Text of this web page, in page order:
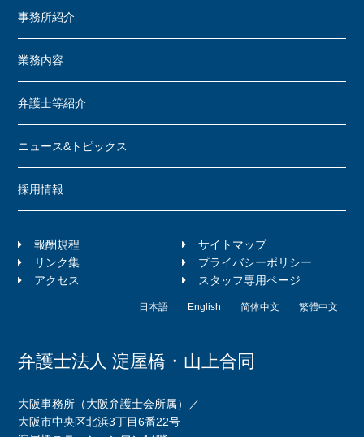
事務所紹介
業務内容
弁護士等紹介
ニュース&トピックス
採用情報
報酬規程
サイトマップ
リンク集
プライバシーポリシー
アクセス
スタッフ専用ページ
日本語 English 简体中文 繁體中文
弁護士法人 淀屋橋・山上合同
大阪事務所（大阪弁護士会所属）／
大阪市中央区北浜3丁目6番22号